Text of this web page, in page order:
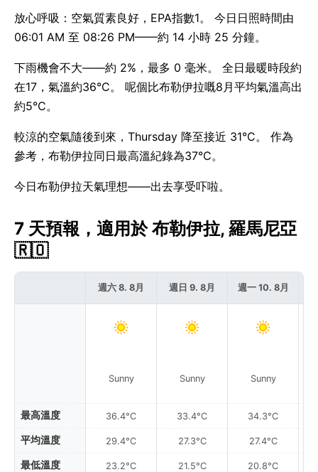
放心呼吸：空氣質素良好，EPA指數1。 今日日照時間由
06:01 AM 至 08:26 PM——約 14 小時 25 分鐘。
下雨機會不大——約 2%，最多 0 毫米。 全日最暖時段約
在17，氣溫約36°C。 呢個比布勒伊拉嘅8月平均氣溫高出
約5°C。
較涼的空氣隨後到來，Thursday 降至接近 31°C。 作為
參考，布勒伊拉同日最高溫紀錄為37°C。
今日布勒伊拉天氣理想——出去享受吓啦。
7 天預報，適用於 布勒伊拉, 羅馬尼亞
🇷🇴
最高溫度
平均溫度
最低溫度
週六 8. 8月
Sunny
36.4°C
29.4°C
23.2°C
週日 9. 8月
Sunny
33.4°C
27.3°C
21.5°C
週一 10. 8月
Sunny
34.3°C
27.4°C
20.8°C